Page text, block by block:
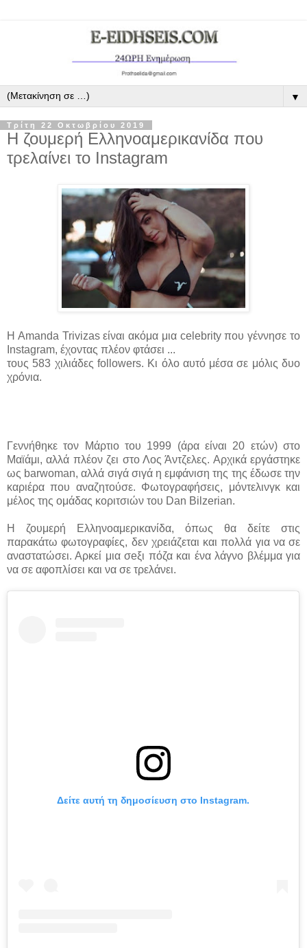
▼
Τρίτη 22 Οκτωβρίου 2019
Η ζουμερή Ελληνοαμερικανίδα που
τρελαίνει το Instagram
H Amanda Trivizas είναι ακόμα μια celebrity που γέννησε το
Instagram, έχοντας πλέον φτάσει ...
τους 583 χιλιάδες followers. Κι όλο αυτό μέσα σε μόλις δυο
χρόνια.
Γεννήθηκε τον Μάρτιο του 1999 (άρα είναι 20 ετών) στο
Μαϊάμι, αλλά πλέον ζει στο Λος Άντζελες. Αρχικά εργάστηκε
ως barwoman, αλλά σιγά σιγά η εμφάνιση της της έδωσε την
καριέρα που αναζητούσε. Φωτογραφήσεις, μόντελινγκ και
μέλος της ομάδας κοριτσιών του Dan Bilzerian.
Η ζουμερή Ελληνοαμερικανίδα, όπως θα δείτε στις
παρακάτω φωτογραφίες, δεν χρειάζεται και πολλά για να σε
αναστατώσει. Αρκεί μια σeξι πόζα και ένα λάγνο βλέμμα για
να σε αφοπλίσει και να σε τρελάνει.
Δείτε αυτή τη δημοσίευση στο Instagram.